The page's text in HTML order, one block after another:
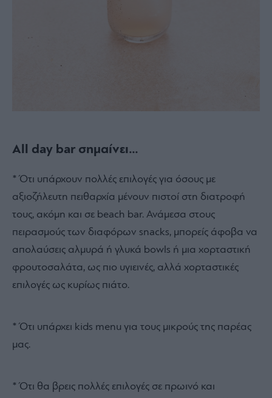
All day bar σημαίνει…
* Ότι υπάρχουν πολλές επιλογές για όσους με
αξιοζήλευτη πειθαρχία μένουν πιστοί στη διατροφή
τους, ακόμη και σε beach bar. Ανάμεσα στους
πειρασμούς των διαφόρων snacks, μπορείς άφοβα να
απολαύσεις αλμυρά ή γλυκά bowls ή μια χορταστική
φρουτοσαλάτα, ως πιο υγιεινές, αλλά χορταστικές
επιλογές ως κυρίως πιάτο.
* Ότι υπάρχει kids menu για τους μικρούς της παρέας
μας.
* Ότι θα βρεις πολλές επιλογές σε πρωινό και